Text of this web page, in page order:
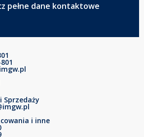
pełne dane kontaktowe
Sprzedaży
i inne